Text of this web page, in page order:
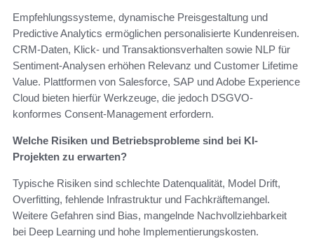
Empfehlungssysteme, dynamische Preisgestaltung und
Predictive Analytics ermöglichen personalisierte Kundenreisen.
CRM-Daten, Klick- und Transaktionsverhalten sowie NLP für
Sentiment-Analysen erhöhen Relevanz und Customer Lifetime
Value. Plattformen von Salesforce, SAP und Adobe Experience
Cloud bieten hierfür Werkzeuge, die jedoch DSGVO-
konformes Consent-Management erfordern.
Welche Risiken und Betriebsprobleme sind bei KI-
Projekten zu erwarten?
Typische Risiken sind schlechte Datenqualität, Model Drift,
Overfitting, fehlende Infrastruktur und Fachkräftemangel.
Weitere Gefahren sind Bias, mangelnde Nachvollziehbarkeit
bei Deep Learning und hohe Implementierungskosten.